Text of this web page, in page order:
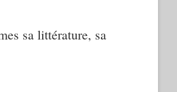
sa littérature, sa